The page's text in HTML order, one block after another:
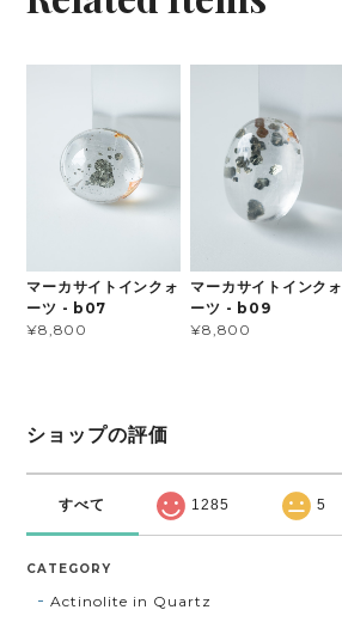
マーカサイトインクォ
ーツ - b07
¥8,800
マーカサイトインクォ
ーツ - b09
¥8,800
ショップの評価
すべて 1285 5
CATEGORY
Actinolite in Quartz